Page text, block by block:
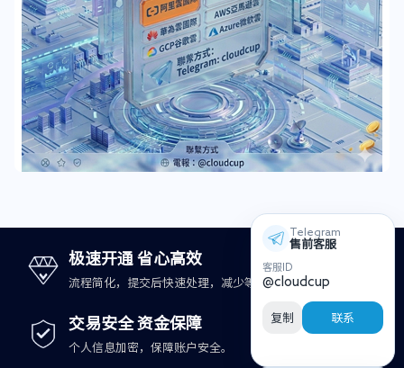
极速开通 省心高效
流程简化，提交后快速处理，减少等待时间。
交易安全 资金保障
个人信息加密，保障账户安全。
Telegram
售前客服
客服ID
@cloudcup
复制 联系